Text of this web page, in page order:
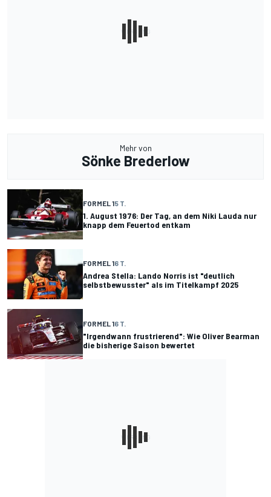
Mehr von
Sönke Brederlow
FORMEL 15 T.
1. August 1976: Der Tag, an dem Niki Lauda nur
knapp dem Feuertod entkam
FORMEL 16 T.
Andrea Stella: Lando Norris ist "deutlich
selbstbewusster" als im Titelkampf 2025
FORMEL 16 T.
"Irgendwann frustrierend": Wie Oliver Bearman
die bisherige Saison bewertet